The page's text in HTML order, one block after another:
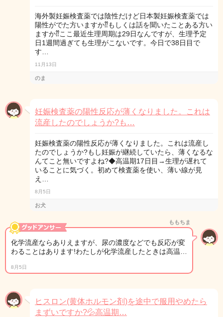
海外製妊娠検査薬では陰性だけど日本製妊娠検査薬では
陽性がでた方いますか⁇もしくは話を聞いたことある方い
ますか⁇ここ最近生理周期は29日なんですが、生理予定
日1週間過ぎても生理がこないです。今日で38日目で
す…
11月13日
のま
妊娠検査薬の陽性反応が薄くなりました。これは
流産したのでしょうか?も…
妊娠検査薬の陽性反応が薄くなりました。これは流産し
たのでしょうか?もし妊娠が継続していたら、薄くなるな
んてこと無いですよね?◆高温期17日目→生理が遅れて
いることに気づく。初めて検査薬を使い、薄い線が見
え…
8月5日
お犬
ももちま
化学流産ならありえますが、尿の濃度などでも反応が変
わることはあります!わたしが化学流産したときは高温…
8月5日
ヒスロン(黄体ホルモン剤)を途中で服用やめたら
まずいですか?‪‪💦‬高温期…